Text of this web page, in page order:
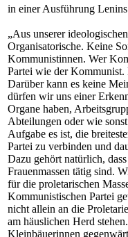
in einer Ausführung
„Aus unserer
Organisatorische. Keine
Kommunistinnen. Wer
Partei wie der
Darüber kann es keine
dürfen wir uns einer
Organe haben,
Abteilungen oder wie
Aufgabe es ist, die
Partei zu verbinden und
Dazu gehört natürlich,
Frauenmassen tätig sind.
für die proletarischen
Kommunistischen Partei
nicht allein an die
am häuslichen Herd
Kleinbäuerinnen